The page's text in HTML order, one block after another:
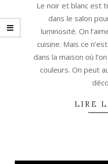
09
Le noir et blanc est
dans le salon
luminosité. On
cuisine. Mais ce
dans la maison où
couleurs. On peut
LIRE